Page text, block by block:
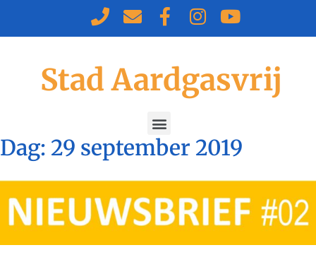
Stad Aardgasvrij
Dag: 29 september 2019